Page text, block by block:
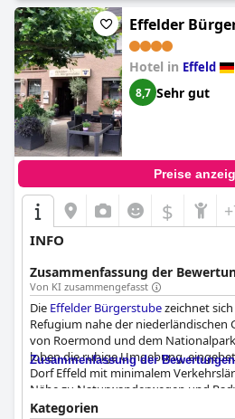
Effelder
Hotel in Effeld
8,7 Sehr gut
Preise
$
INFO
Zusammenfassung der
Von KI zusammengefasst
Die Effelder Bürgerstubezeichnet
Refugium nahe der niederländischen
von Roermond und dem
loben die ruhige Umgebung,
Dorf Effeld mit minimalem
Nähe zu Naturwanderwegen und
eine reiche Naturschönheit und
Zusammenfassung der
Kategorien